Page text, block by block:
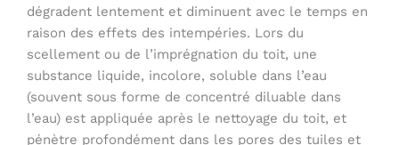
dégradent lentement et diminuent avec le temps en
raison des effets des intempéries. Lors du
scellement ou de l’imprégnation du toit, une
substance liquide, incolore, soluble dans l’eau
(souvent sous forme de concentré diluable dans
l’eau) est appliquée après le nettoyage du toit, et
pénètre profondément dans les pores des tuiles et